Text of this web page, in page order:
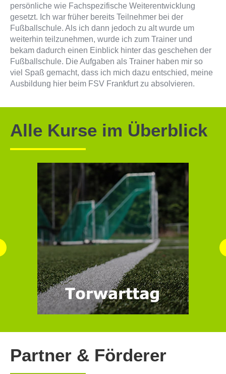
persönliche wie Fachspezifische Weiterentwicklung
gesetzt. Ich war früher bereits Teilnehmer bei der
Fußballschule. Als ich dann jedoch zu alt wurde um
weiterhin teilzunehmen, wurde ich zum Trainer und
bekam dadurch einen Einblick hinter das geschehen der
Fußballschule. Die Aufgaben als Trainer haben mir so
viel Spaß gemacht, dass ich mich dazu entschied, meine
Ausbildung hier beim FSV Frankfurt zu absolvieren.
Alle Kurse im Überblick
Partner & Förderer